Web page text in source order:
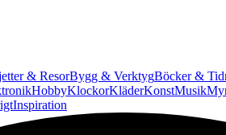
& ResorBygg & VerktygBöcker &
HobbyKlockorKläderKonstMusik
Inspiration